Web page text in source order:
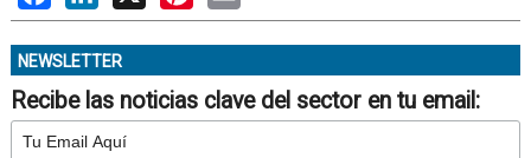
NEWSLETTER
Recibe las noticias clave del sector en tu email: